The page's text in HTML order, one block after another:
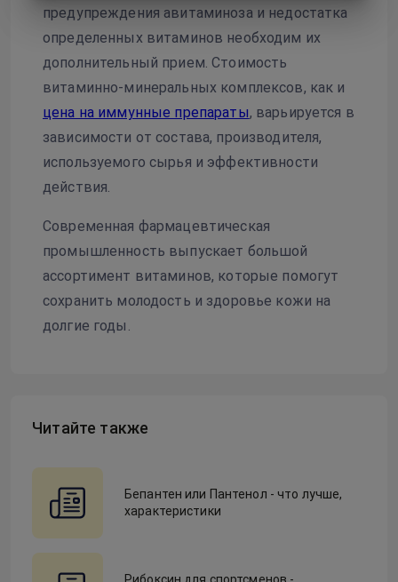
предупреждения авитаминоза и недостатка
определенных витаминов необходим их
дополнительный прием. Стоимость
витаминно-минеральных комплексов, как и
цена на иммунные препараты, варьируется в
зависимости от состава, производителя,
используемого сырья и эффективности
действия.
Современная фармацевтическая
промышленность выпускает большой
ассортимент витаминов, которые помогут
сохранить молодость и здоровье кожи на
долгие годы.
Читайте также
Бепантен или Пантенол - что лучше,
характеристики